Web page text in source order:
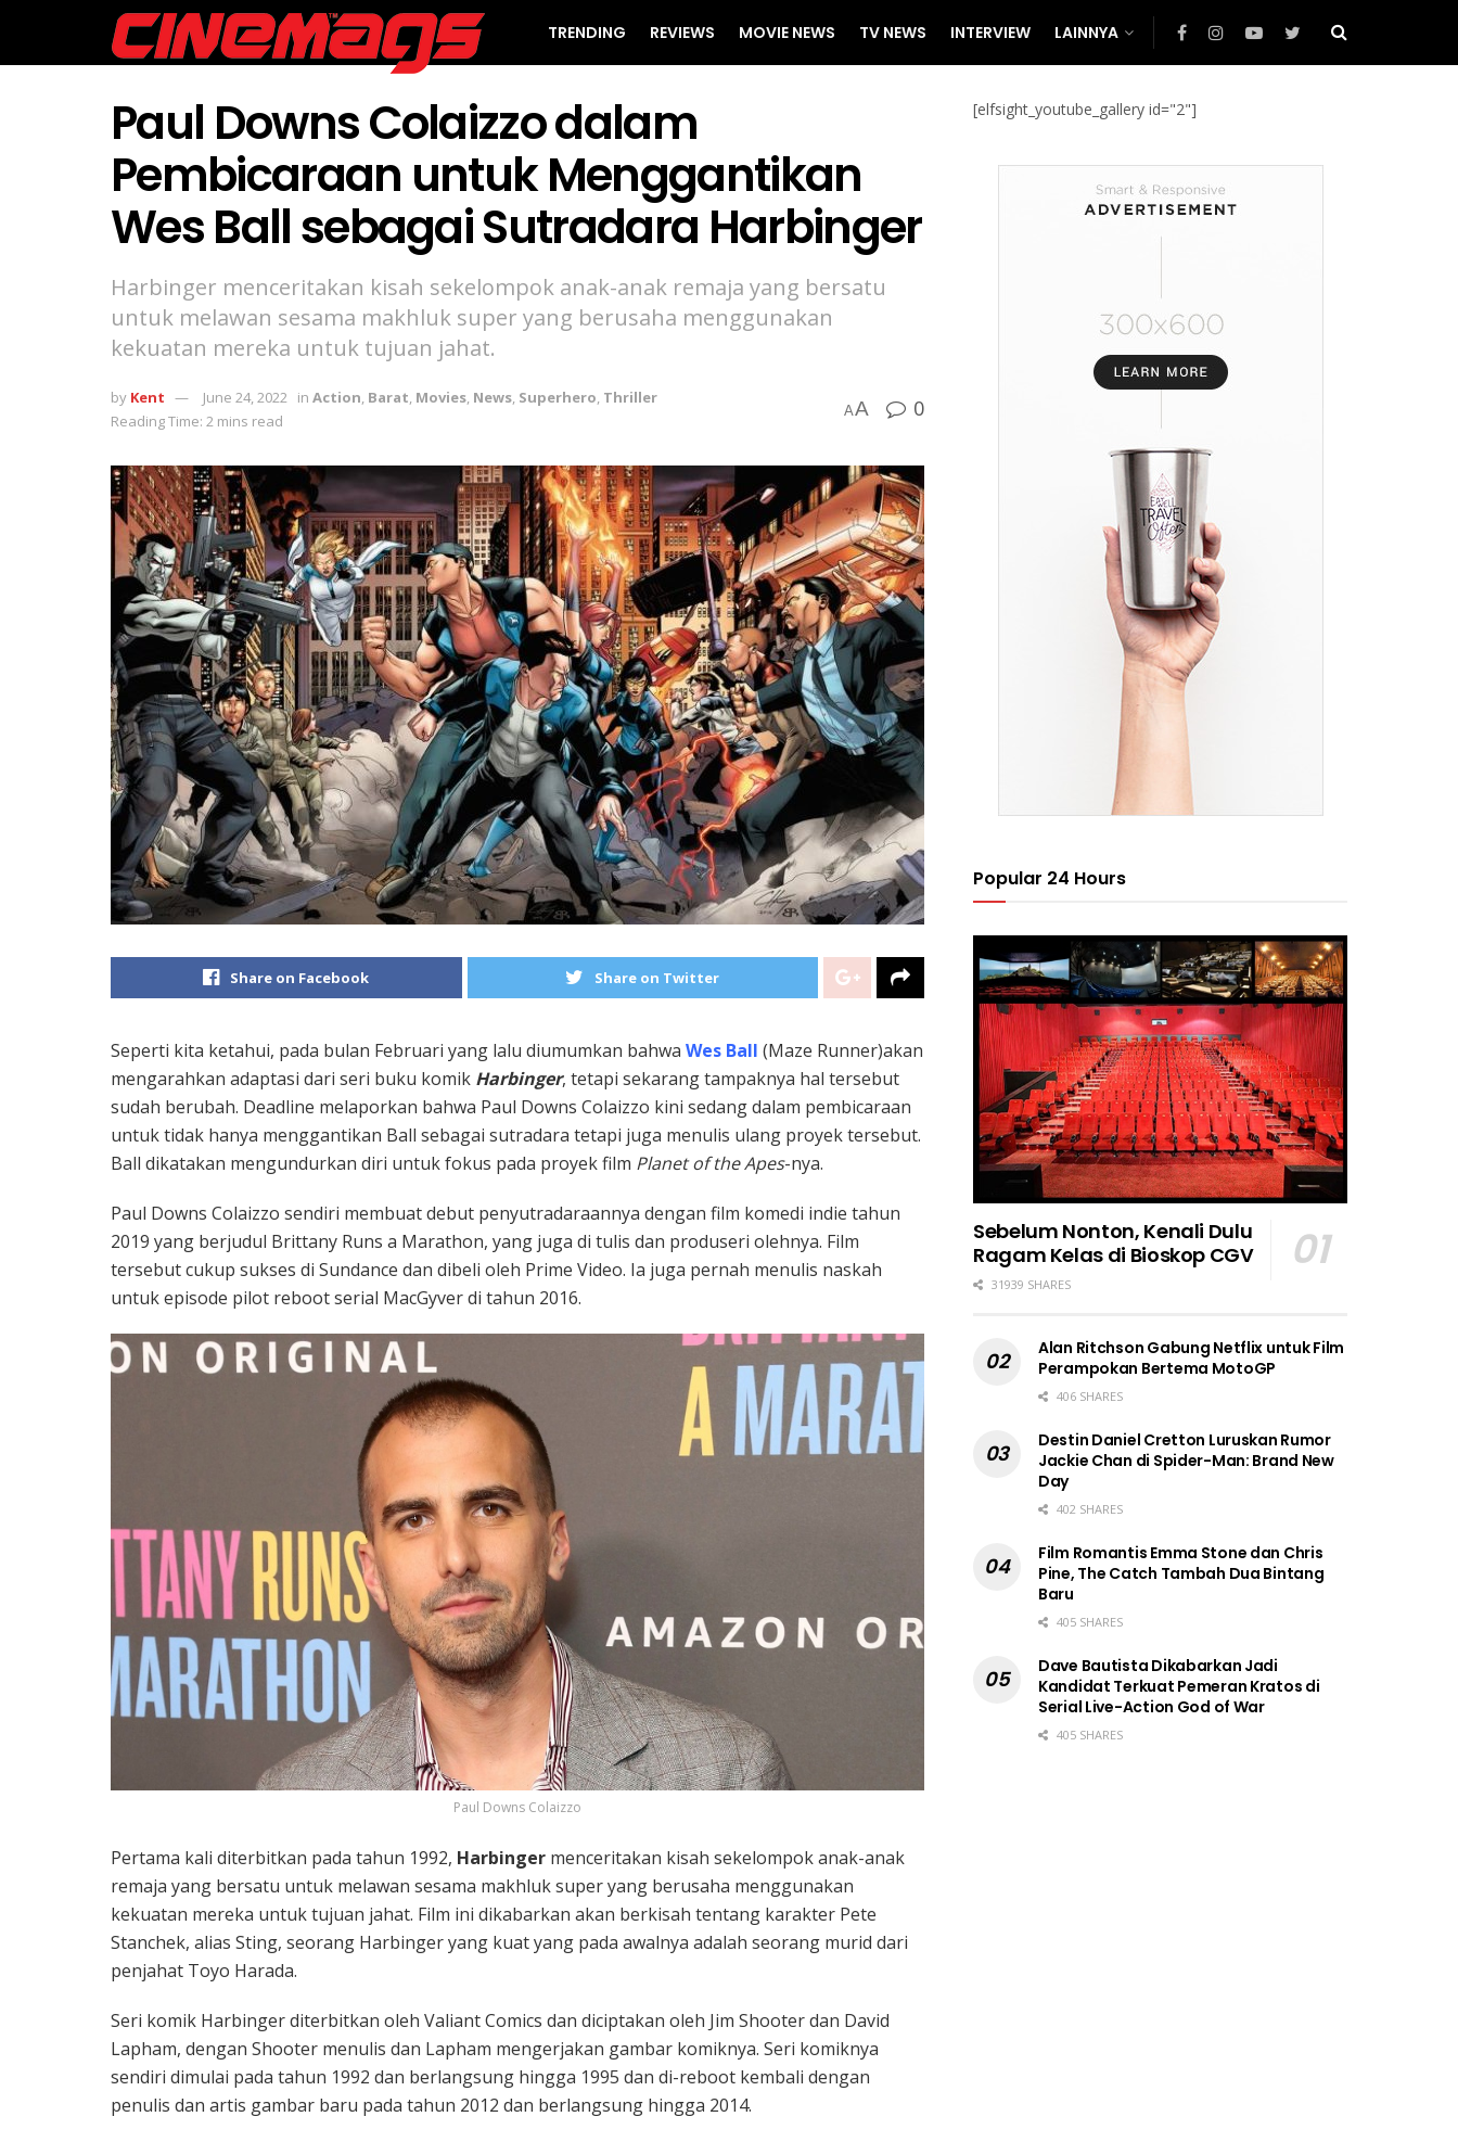
TRENDING REVIEWS MOVIE NEWS TV NEWS INTERVIEW LAINNYA
Paul Downs Colaizzo dalam
Pembicaraan untuk Menggantikan
Wes Ball sebagai Sutradara Harbinger
Harbinger menceritakan kisah sekelompok anak-anak remaja yang bersatu
untuk melawan sesama makhluk super yang berusaha menggunakan
kekuatan mereka untuk tujuan jahat.
by Kent June 24, 2022 in Action, Barat, Movies, News, Superhero, Thriller
Reading Time: 2 mins read
AA 0
Share on Facebook Share on Twitter
Seperti kita ketahui, pada bulan Februari yang lalu diumumkan bahwa Wes Ball (Maze Runner)akan
mengarahkan adaptasi dari seri buku komik Harbinger, tetapi sekarang tampaknya hal tersebut
sudah berubah. Deadline melaporkan bahwa Paul Downs Colaizzo kini sedang dalam pembicaraan
untuk tidak hanya menggantikan Ball sebagai sutradara tetapi juga menulis ulang proyek tersebut.
Ball dikatakan mengundurkan diri untuk fokus pada proyek film Planet of the Apes-nya.
Paul Downs Colaizzo sendiri membuat debut penyutradaraannya dengan film komedi indie tahun
2019 yang berjudul Brittany Runs a Marathon, yang juga di tulis dan produseri olehnya. Film
tersebut cukup sukses di Sundance dan dibeli oleh Prime Video. Ia juga pernah menulis naskah
untuk episode pilot reboot serial MacGyver di tahun 2016.
Paul Downs Colaizzo
Pertama kali diterbitkan pada tahun 1992, Harbinger menceritakan kisah sekelompok anak-anak
remaja yang bersatu untuk melawan sesama makhluk super yang berusaha menggunakan
kekuatan mereka untuk tujuan jahat. Film ini dikabarkan akan berkisah tentang karakter Pete
Stanchek, alias Sting, seorang Harbinger yang kuat yang pada awalnya adalah seorang murid dari
penjahat Toyo Harada.
Seri komik Harbinger diterbitkan oleh Valiant Comics dan diciptakan oleh Jim Shooter dan David
Lapham, dengan Shooter menulis dan Lapham mengerjakan gambar komiknya. Seri komiknya
sendiri dimulai pada tahun 1992 dan berlangsung hingga 1995 dan di-reboot kembali dengan
penulis dan artis gambar baru pada tahun 2012 dan berlangsung hingga 2014.
[elfsight_youtube_gallery id="2"]
Popular 24 Hours
Sebelum Nonton, Kenali Dulu
Ragam Kelas di Bioskop CGV
31939 SHARES
Alan Ritchson Gabung Netflix untuk Film
Perampokan Bertema MotoGP
406 SHARES
Destin Daniel Cretton Luruskan Rumor
Jackie Chan di Spider-Man: Brand New
Day
402 SHARES
Film Romantis Emma Stone dan Chris
Pine, The Catch Tambah Dua Bintang
Baru
405 SHARES
Dave Bautista Dikabarkan Jadi
Kandidat Terkuat Pemeran Kratos di
Serial Live-Action God of War
405 SHARES